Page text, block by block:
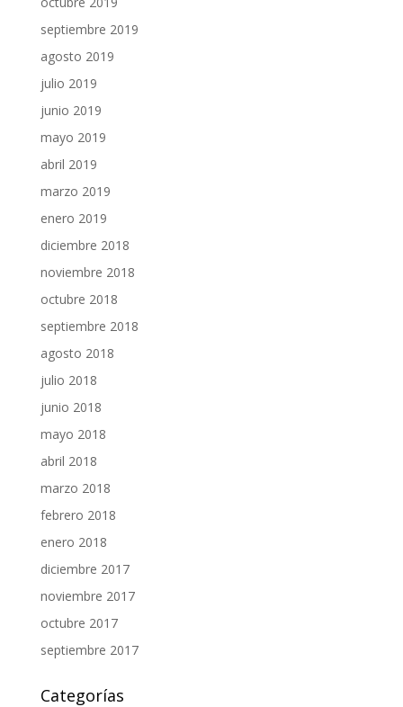
septiembre 2019
agosto 2019
julio 2019
junio 2019
mayo 2019
abril 2019
marzo 2019
enero 2019
diciembre 2018
noviembre 2018
octubre 2018
septiembre 2018
agosto 2018
julio 2018
junio 2018
mayo 2018
abril 2018
marzo 2018
febrero 2018
enero 2018
diciembre 2017
noviembre 2017
octubre 2017
septiembre 2017
Categorías